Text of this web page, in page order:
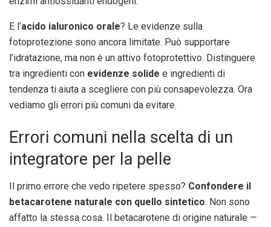
E l’acido ialuronico orale? Le evidenze sulla
fotoprotezione sono ancora limitate. Può supportare
l’idratazione, ma non è un attivo fotoprotettivo. Distinguere
tra ingredienti con evidenze solide e ingredienti di
tendenza ti aiuta a scegliere con più consapevolezza. Ora
vediamo gli errori più comuni da evitare.
Errori comuni nella scelta di un
integratore per la pelle
Il primo errore che vedo ripetere spesso? Confondere il
betacarotene naturale con quello sintetico. Non sono
affatto la stessa cosa. Il betacarotene di origine naturale —